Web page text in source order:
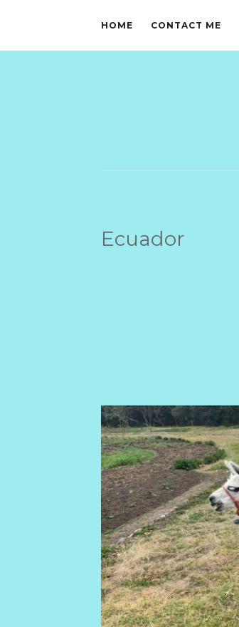
HOME CONTACT ME
Ecuador